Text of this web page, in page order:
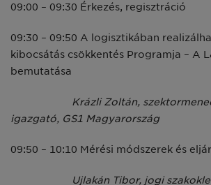
09:00 – 09:30 Érkezés, regisztráció
09:30 – 09:50 A logisztikában
kibocsátás csökkentés Programja – A
bemutatása
Krázli Zoltán,
igazgató, GS1 Magyarország
09:50 – 10:10 Mérési módszerek és
Ujlakán Tibor, jogi